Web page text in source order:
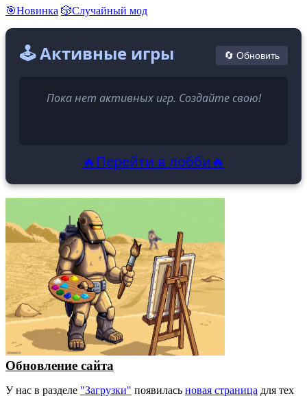
🎯Новинка 🎲Случайный мод
🕹️ Активные игры 🔄 Обновить
Пока нет активных игр. Создайте свою!
🔥Перейти в лобби🔥
Обновление сайта
У нас в разделе "Загрузки" появилась новая страница для тех